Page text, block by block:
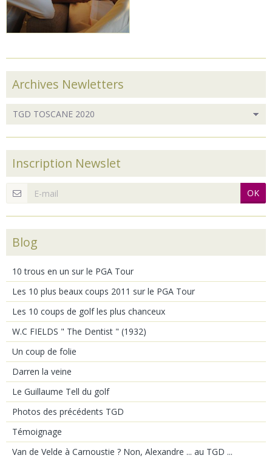
Archives Newletters
Inscription Newslet
OK
Blog
10 trous en un sur le PGA Tour
Les 10 plus beaux coups 2011 sur le PGA Tour
Les 10 coups de golf les plus chanceux
W.C FIELDS " The Dentist " (1932)
Un coup de folie
Darren la veine
Le Guillaume Tell du golf
Photos des précédents TGD
Témoignage
Van de Velde à Carnoustie ? Non, Alexandre ... au TGD ...